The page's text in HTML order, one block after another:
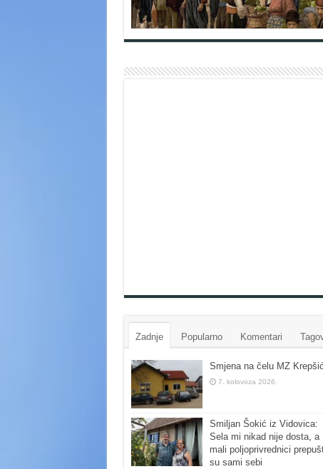
Zadnje Popularno Komentari
Smjena na čelu MZ
7. kolovoza 2026.
Smiljan Šokić iz Vidovica:
Sela mi nikad nije dosta, a
mali poljoprivrednici
su sami sebi